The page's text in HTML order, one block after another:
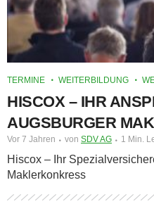
TERMINE WEITERBILDUNG
HISCOX – IHR
AUGSBURGER
Vor 7 Jahren von SDV AG 1 Min.
Hiscox – Ihr
Maklerkonkress